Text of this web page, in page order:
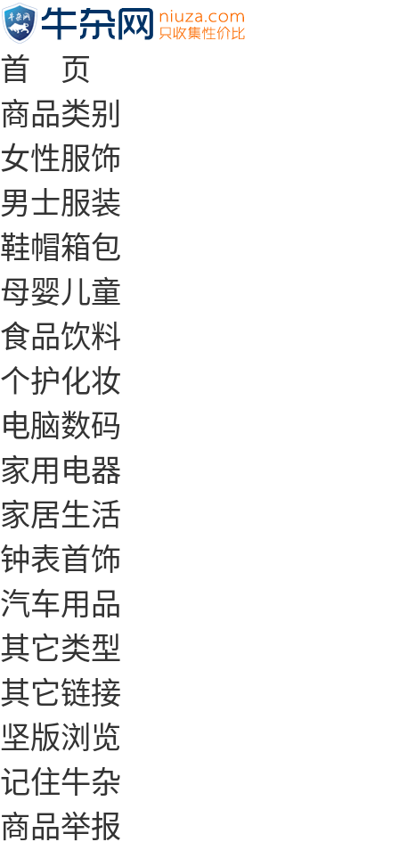
首 页
商品类别
女性服饰
男士服装
鞋帽箱包
母婴儿童
食品饮料
个护化妆
电脑数码
家用电器
家居生活
钟表首饰
汽车用品
其它类型
其它链接
坚版浏览
记住牛杂
商品举报